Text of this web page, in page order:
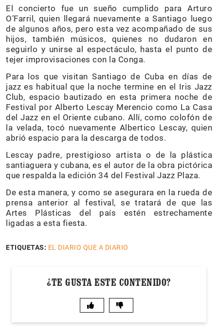
El concierto fue un sueño cumplido para Arturo
O’Farril, quien llegará nuevamente a Santiago luego
de algunos años, pero esta vez acompañado de sus
hijos, también músicos, quienes no dudaron en
seguirlo y unirse al espectáculo, hasta el punto de
tejer improvisaciones con la Conga.
Para los que visitan Santiago de Cuba en días de
jazz es habitual que la noche termine en el Iris Jazz
Club, espacio bautizado en esta primera noche de
Festival por Alberto Lescay Merencio como La Casa
del Jazz en el Oriente cubano. Allí, como colofón de
la velada, tocó nuevamente Albertico Lescay, quien
abrió espacio para la descarga de todos.
Lescay padre, prestigioso artista o de la plástica
santiaguera y cubana, es el autor de la obra pictórica
que respalda la edición 34 del Festival Jazz Plaza.
De esta manera, y como se asegurara en la rueda de
prensa anterior al festival, se tratará de que las
Artes Plásticas del país estén estrechamente
ligadas a esta fiesta.
ETIQUETAS: EL DIARIO QUE A DIARIO
¿TE GUSTA ESTE CONTENIDO?